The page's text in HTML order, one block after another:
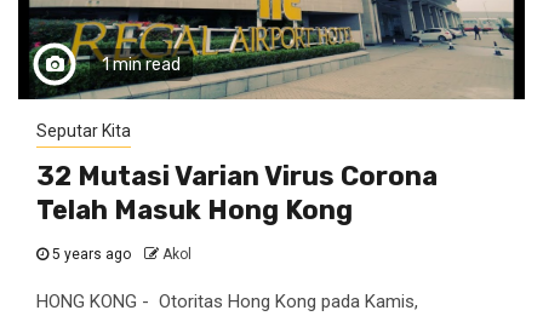
1 min read
Seputar Kita
32 Mutasi Varian Virus Corona
Telah Masuk Hong Kong
5 years ago Akol
HONG KONG - Otoritas Hong Kong pada Kamis,